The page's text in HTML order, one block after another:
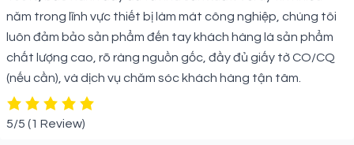
năm trong lĩnh vực thiết bị làm mát công nghiệp, chúng tôi
luôn đảm bảo sản phẩm đến tay khách hàng là sản phẩm
chất lượng cao, rõ ràng nguồn gốc, đầy đủ giấy tờ CO/CQ
(nếu cần), và dịch vụ chăm sóc khách hàng tận tâm.
5/5 (1 Review)